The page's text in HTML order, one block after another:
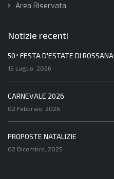
Area Riservata
Notizie recenti
50ª FESTA D'ESTATE DI ROSSANA
15 Luglio, 2026
CARNEVALE 2026
02 Febbraio, 2026
PROPOSTE NATALIZIE
02 Dicembre, 2025